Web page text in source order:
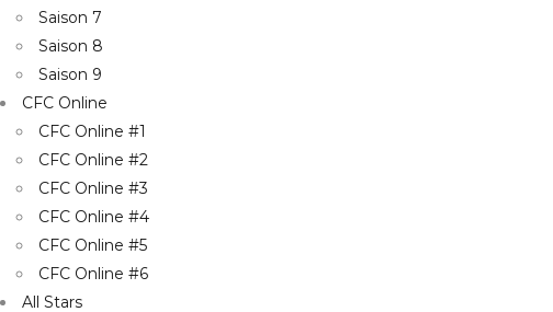
Saison 7
Saison 8
Saison 9
CFC Online
CFC Online #1
CFC Online #2
CFC Online #3
CFC Online #4
CFC Online #5
CFC Online #6
All Stars